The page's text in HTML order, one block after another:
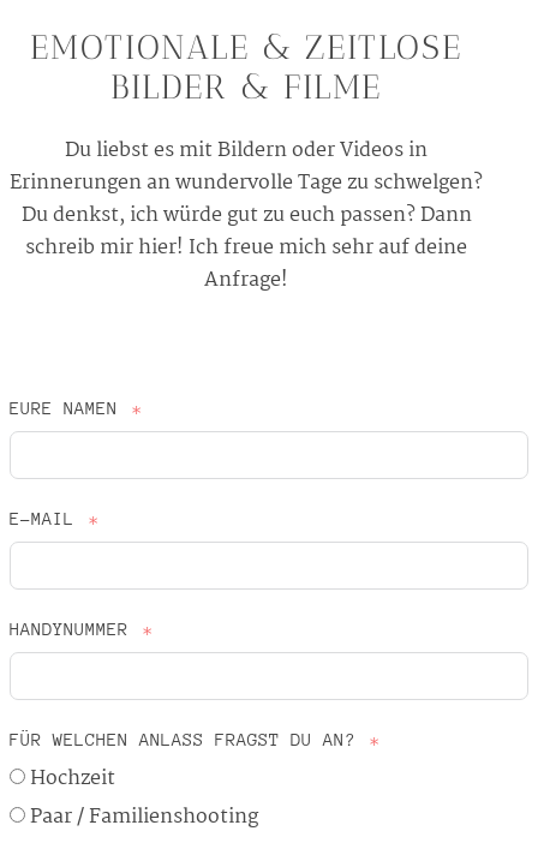
EMOTIONALE & ZEITLOSE
BILDER & FILME
Du liebst es mit Bildern oder Videos in
Erinnerungen an wundervolle Tage zu schwelgen?
Du denkst, ich würde gut zu euch passen? Dann
schreib mir hier! Ich freue mich sehr auf deine
Anfrage!
EURE NAMEN
E-MAIL
HANDYNUMMER
FÜR WELCHEN ANLASS FRAGST DU AN?
Hochzeit
Paar / Familienshooting